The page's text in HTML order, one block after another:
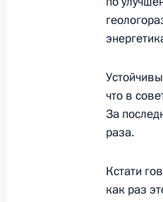
28 июля
Встреча
28 июля
что в
За
раза.
Кстати
как раз